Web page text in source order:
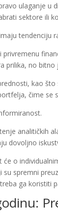
ulaganje
sektore ili
prilika, no
kao
čime se
dovoljno
će o
spremni
ga koristiti